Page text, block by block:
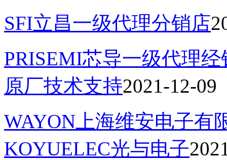
SFI立昌一级代理分销店
PRISEMI芯导一级代理
原厂技术支持2021-12-09
WAYON上海维安电子有
KOYUELEC光与电子